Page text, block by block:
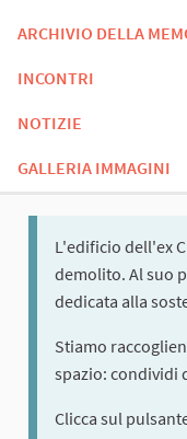
ARCHIVIO DELLA
INCONTRI
NOTIZIE
GALLERIA IMMAGINI
L'edificio dell'ex
demolito. Al suo
dedicata alla
Stiamo
spazio: condividi
Clicca sul